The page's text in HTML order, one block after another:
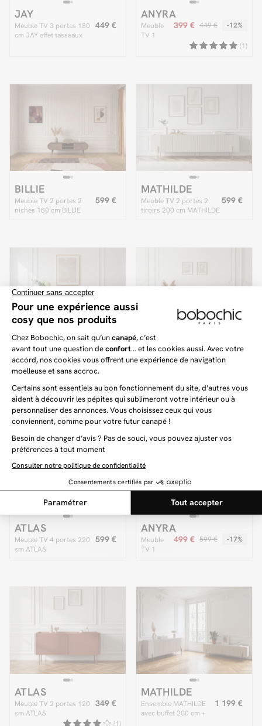
JAY
Meuble TV 3 portes 180
cm JAY effet tasseaux
449 €
ANYRA
Meuble
TV 1
399 € 449 € -12%
(1)
BILLIE
Meuble TV 2 portes 2
niches 180 cm BILLIE
599 €
MATHILDE
Meuble TV 2 portes 2
tiroirs 200 cm MATHILDE
599 €
ALBI
Meuble TV 140 cm ALBI
bois massif et rotin
249 €
(1)
ENYRA
Meuble TV 1 porte 1
pieds en bois massif
599 €
ATLAS
Meuble TV 4 portes 220
cm ATLAS
599 €
ANYRA
Meuble
TV 1
ANYRA
499 € 599 € -17%
ATLAS
Meuble TV 2 portes 120
cm ATLAS
349 €
(1)
MATHILDE
Ensemble MATHILDE
avec buffet 200 cm +
1 199 €